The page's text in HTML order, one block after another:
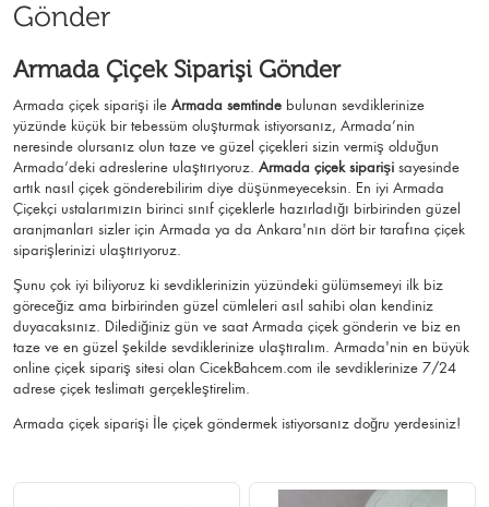
Gönder
Armada Çiçek Siparişi Gönder
Armada çiçek siparişi ile Armada semtinde bulunan sevdiklerinize
yüzünde küçük bir tebessüm oluşturmak istiyorsanız, Armada’nin
neresinde olursanız olun taze ve güzel çiçekleri sizin vermiş olduğun
Armada’deki adreslerine ulaştırıyoruz. Armada çiçek siparişi sayesinde
artık nasıl çiçek gönderebilirim diye düşünmeyeceksin. En iyi Armada
Çiçekçi ustalarımızın birinci sınıf çiçeklerle hazırladığı birbirinden güzel
aranjmanları sizler için Armada ya da Ankara'nın dört bir tarafına çiçek
siparişlerinizi ulaştırıyoruz.
Şunu çok iyi biliyoruz ki sevdiklerinizin yüzündeki gülümsemeyi ilk biz
göreceğiz ama birbirinden güzel cümleleri asıl sahibi olan kendiniz
duyacaksınız. Dilediğiniz gün ve saat Armada çiçek gönderin ve biz en
taze ve en güzel şekilde sevdiklerinize ulaştıralım. Armada'nin en büyük
online çiçek sipariş sitesi olan CicekBahcem.com ile sevdiklerinize 7/24
adrese çiçek teslimatı gerçekleştirelim.
Armada çiçek siparişi İle çiçek göndermek istiyorsanız doğru yerdesiniz!